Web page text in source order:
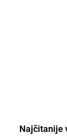
Najčitanije